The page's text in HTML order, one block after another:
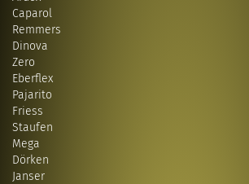
Caparol
Remmers
Dinova
Zero
Eberflex
Pajarito
Friess
Staufen
Mega
Dörken
Janser